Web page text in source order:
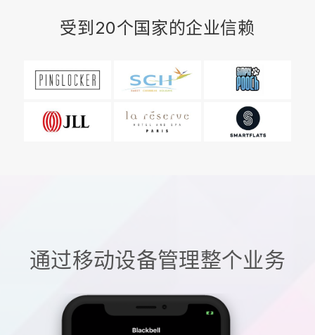
受到20个国家的企业信赖
通过移动设备管理整个业务